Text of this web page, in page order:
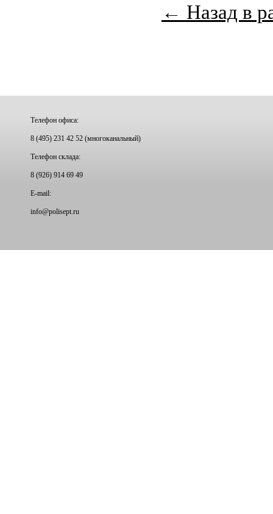
← Назад в
Телефон офиса:
8 (495) 231 42 52 (многоканальный)
Телефон склада:
8 (926) 914 69 49
E-mail:
info@polisept.ru